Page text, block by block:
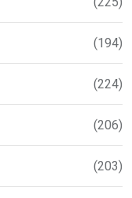
(194)
(224)
(206)
(203)